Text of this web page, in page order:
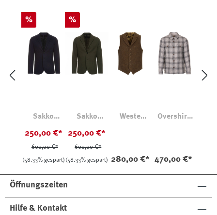
Rabatt
%
Sakko
Twill
250,00 €*
600,00 €*
(58.33% gespart)
Rabatt
%
Sakko
Twill
250,00 €*
600,00 €*
(58.33% gespart)
Weste
280,00 €*
Overshirt
470,00 €*
Öffnungszeiten
Hilfe & Kontakt